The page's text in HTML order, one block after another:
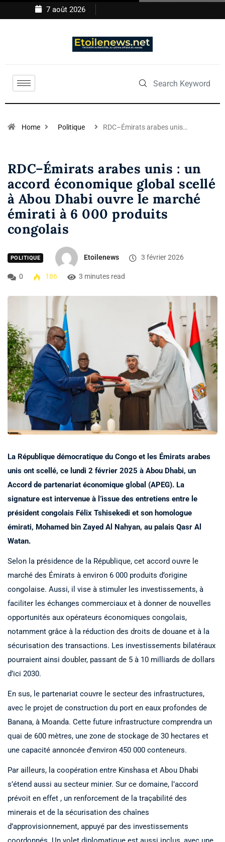
7 août 2026
Home Politique RDC–Émirats arabes unis…
RDC–Émirats arabes unis : un
accord économique global scellé
à Abou Dhabi ouvre le marché
émirati à 6 000 produits
congolais
POLITIQUE Etoilenews 3 février 2026
0 186 3 minutes read
La République démocratique du Congo et les Émirats arabes
unis ont scellé, ce lundi 2 février 2025 à Abou Dhabi, un
Accord de partenariat économique global (APEG). La
signature est intervenue à l’issue des entretiens entre le
président congolais Félix Tshisekedi et son homologue
émirati, Mohamed bin Zayed Al Nahyan, au palais Qasr Al
Watan.
Selon la présidence de la République, cet accord ouvre le
marché des Émirats à environ 6 000 produits d’origine
congolaise. Aussi, il vise à stimuler les investissements, à
faciliter les échanges commerciaux et à donner de nouvelles
opportunités aux opérateurs économiques congolais,
notamment grâce à la réduction des droits de douane et à la
sécurisation des transactions. Les investissements bilatéraux
pourraient ainsi doubler, passant de 5 à 10 milliards de dollars
d’ici 2030.
En sus, le partenariat couvre le secteur des infrastructures,
avec le projet de construction du port en eaux profondes de
Banana, à Moanda. Cette future infrastructure comprendra un
quai de 600 mètres, une zone de stockage de 30 hectares et
une capacité annoncée d’environ 450 000 conteneurs.
Par ailleurs, la coopération entre Kinshasa et Abou Dhabi
s’étend aussi au secteur minier. Sur ce domaine, l’accord
prévoit en effet , un renforcement de la traçabilité des
minerais et de la sécurisation des chaînes
d’approvisionnement, appuyé par des investissements